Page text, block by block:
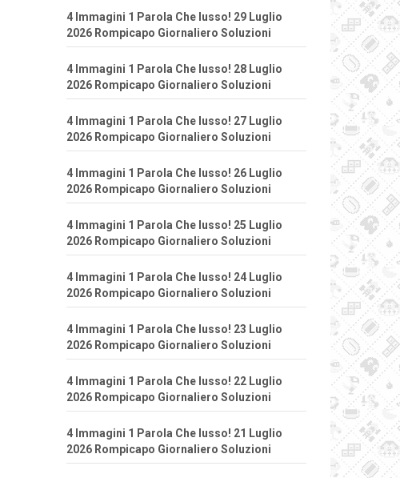
4 Immagini 1 Parola Che lusso! 29 Luglio
2026 Rompicapo Giornaliero Soluzioni
4 Immagini 1 Parola Che lusso! 28 Luglio
2026 Rompicapo Giornaliero Soluzioni
4 Immagini 1 Parola Che lusso! 27 Luglio
2026 Rompicapo Giornaliero Soluzioni
4 Immagini 1 Parola Che lusso! 26 Luglio
2026 Rompicapo Giornaliero Soluzioni
4 Immagini 1 Parola Che lusso! 25 Luglio
2026 Rompicapo Giornaliero Soluzioni
4 Immagini 1 Parola Che lusso! 24 Luglio
2026 Rompicapo Giornaliero Soluzioni
4 Immagini 1 Parola Che lusso! 23 Luglio
2026 Rompicapo Giornaliero Soluzioni
4 Immagini 1 Parola Che lusso! 22 Luglio
2026 Rompicapo Giornaliero Soluzioni
4 Immagini 1 Parola Che lusso! 21 Luglio
2026 Rompicapo Giornaliero Soluzioni